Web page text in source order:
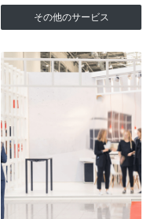
その他のサービス